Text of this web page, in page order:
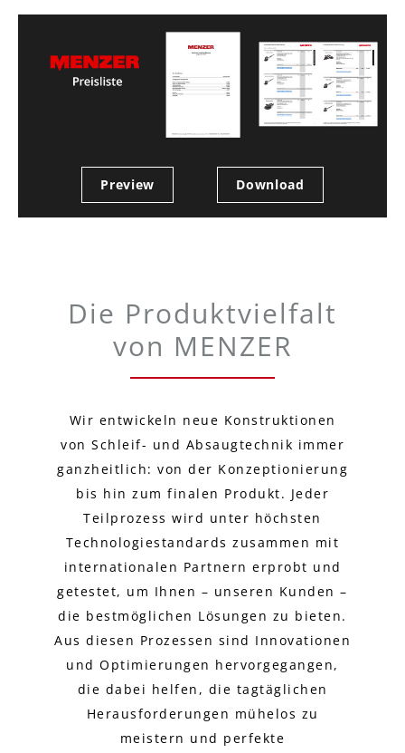
Preview Download
Die Produktvielfalt
von MENZER
Wir entwickeln neue Konstruktionen
von Schleif- und Absaugtechnik immer
ganzheitlich: von der Konzeptionierung
bis hin zum finalen Produkt. Jeder
Teilprozess wird unter höchsten
Technologiestandards zusammen mit
internationalen Partnern erprobt und
getestet, um Ihnen – unseren Kunden –
die bestmöglichen Lösungen zu bieten.
Aus diesen Prozessen sind Innovationen
und Optimierungen hervorgegangen,
die dabei helfen, die tagtäglichen
Herausforderungen mühelos zu
meistern und perfekte